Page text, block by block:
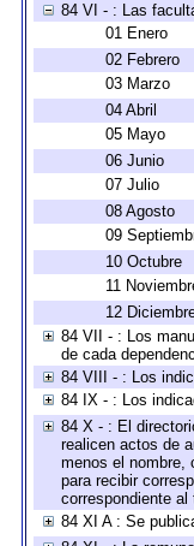
84 VI - : Las
01 Enero
02 Febrero
03 Marzo
04 Abril
05 Mayo
06 Junio
07 Julio
08 Agosto
09
10 Octubre
11
12
84 VII - : Los
de cada
84 VIII - : Los
84 IX - : Los
84 X - : El
realicen actos de
menos el nombre,
para recibir
correspondiente
84 XI A : Se